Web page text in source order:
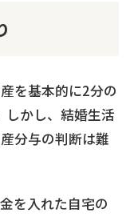
を基本的に2分の
しかし、結婚生活
分与の判断は難
を入れた自宅の